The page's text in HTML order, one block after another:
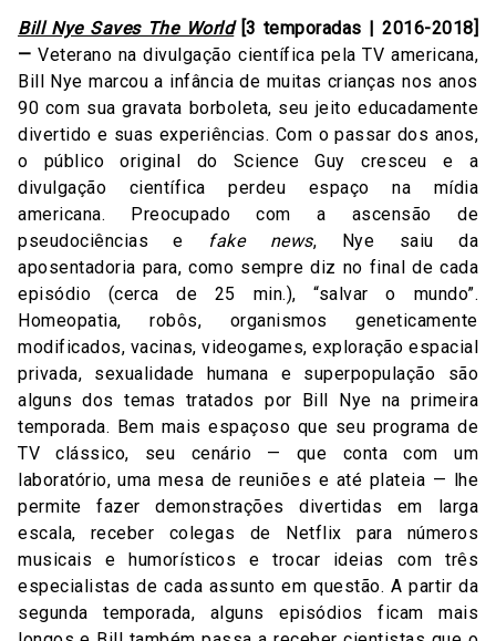
Bill Nye Saves The World[3 temporadas | 2016-2018]
— Veterano na divulgação científica pela TV americana,
Bill Nye marcou a infância de muitas crianças nos anos
90 com sua gravata borboleta, seu jeito educadamente
divertido e suas experiências. Com o passar dos anos,
o público original do Science Guy cresceu e a
divulgação científica perdeu espaço na mídia
americana. Preocupado com a ascensão de
pseudociências e fake news, Nye saiu da
aposentadoria para, como sempre diz no final de cada
episódio (cerca de 25 min.), “salvar o mundo”.
Homeopatia, robôs, organismos geneticamente
modificados, vacinas, videogames, exploração espacial
privada, sexualidade humana e superpopulação são
alguns dos temas tratados por Bill Nye na primeira
temporada. Bem mais espaçoso que seu programa de
TV clássico, seu cenário — que conta com um
laboratório, uma mesa de reuniões e até plateia — lhe
permite fazer demonstrações divertidas em larga
escala, receber colegas de Netflix para números
musicais e humorísticos e trocar ideias com três
especialistas de cada assunto em questão. A partir da
segunda temporada, alguns episódios ficam mais